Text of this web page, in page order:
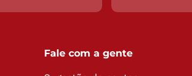
Fale com a gente